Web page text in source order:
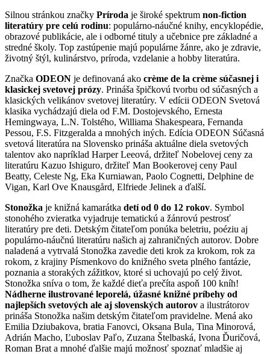
Silnou stránkou značky Príroda je široké spektrum non-fiction
literatúry pre celú rodinu: populárno-náučné knihy, encyklopédie,
obrazové publikácie, ale i odborné tituly a učebnice pre základné a
stredné školy. Top zastúpenie majú populárne žánre, ako je zdravie,
životný štýl, kulinárstvo, príroda, vzdelanie a hobby literatúra.
Značka ODEON je definovaná ako crème de la crème súčasnej i
klasickej svetovej prózy. Prináša špičkovú tvorbu od súčasných a
klasických velikánov svetovej literatúry. V edícii ODEON Svetová
klasika vychádzajú diela od F.M. Dostojevského, Ernesta
Hemingwaya, L.N. Tolstého, Williama Shakespeara, Fernanda
Pessou, F.S. Fitzgeralda a mnohých iných. Edícia ODEON Súčasná
svetová literatúra na Slovensko prináša aktuálne diela svetových
talentov ako napríklad Harper Leeová, držiteľ Nobelovej ceny za
literatúru Kazuo Ishiguro, držiteľ Man Bookerovej ceny Paul
Beatty, Celeste Ng, Eka Kurniawan, Paolo Cognetti, Delphine de
Vigan, Karl Ove Knausgård, Elfriede Jelinek a ďalší.
Stonožka je knižná kamarátka detí od 0 do 12 rokov. Symbol
stonohého zvieratka vyjadruje tematickú a žánrovú pestrosť
literatúry pre deti. Detským čitateľom ponúka beletriu, poéziu aj
populárno-náučnú literatúru našich aj zahraničných autorov. Dobre
naladená a vytrvalá Stonožka zavedie deti krok za krokom, rok za
rokom, z krajiny Písmenkovo do knižného sveta plného fantázie,
poznania a storakých zážitkov, ktoré si uchovajú po celý život.
Stonožka sníva o tom, že každé dieťa prečíta aspoň 100 kníh!
Nádherne ilustrované leporelá, úžasné knižné príbehy od
najlepších svetových ale aj slovenských autorov a ilustrátorov
prináša Stonožka našim detským čitateľom pravidelne. Mená ako
Emilia Dziubakova, bratia Fanovci, Oksana Bula, Tina Minorová,
Adrián Macho, Ľuboslav Paľo, Zuzana Štelbaská, Ivona Ďuričová,
Roman Brat a mnohé ďalšie majú možnosť spoznať mladšie aj